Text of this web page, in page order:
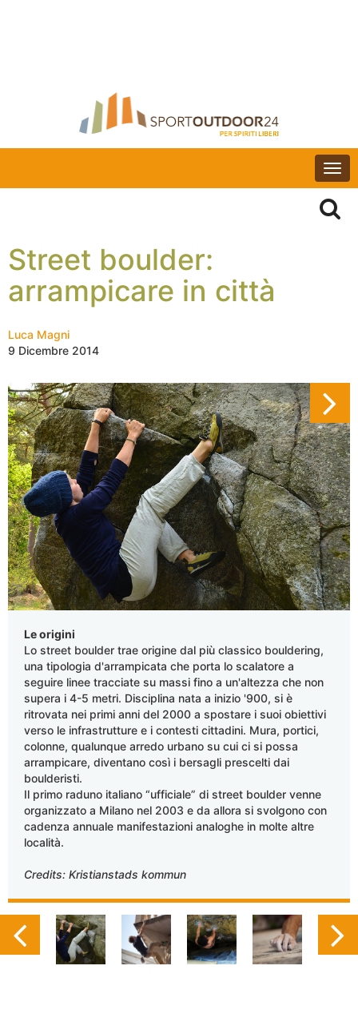
Street boulder:
arrampicare in città
Luca Magni
9 Dicembre 2014
Le origini
Lo street boulder trae origine dal più classico bouldering,
una tipologia d'arrampicata che porta lo scalatore a
seguire linee tracciate su massi fino a un'altezza che non
supera i 4-5 metri. Disciplina nata a inizio '900, si è
ritrovata nei primi anni del 2000 a spostare i suoi obiettivi
verso le infrastrutture e i contesti cittadini. Mura, portici,
colonne, qualunque arredo urbano su cui ci si possa
arrampicare, diventano così i bersagli prescelti dai
boulderisti.
Il primo raduno italiano “ufficiale” di street boulder venne
organizzato a Milano nel 2003 e da allora si svolgono con
cadenza annuale manifestazioni analoghe in molte altre
località.
Credits: Kristianstads kommun